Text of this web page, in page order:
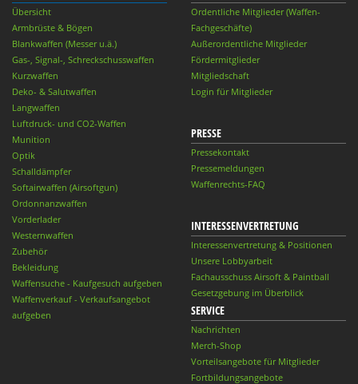
Übersicht
Armbrüste & Bögen
Blankwaffen (Messer u.ä.)
Gas-, Signal-, Schreckschusswaffen
Kurzwaffen
Deko- & Salutwaffen
Langwaffen
Luftdruck- und CO2-Waffen
Munition
Optik
Schalldämpfer
Softairwaffen (Airsoftgun)
Ordonnanzwaffen
Vorderlader
Westernwaffen
Zubehör
Bekleidung
Waffensuche - Kaufgesuch aufgeben
Waffenverkauf - Verkaufsangebot
aufgeben
Ordentliche Mitglieder (Waffen-
Fachgeschäfte)
Außerordentliche Mitglieder
Fördermitglieder
Mitgliedschaft
Login für Mitglieder
PRESSE
Pressekontakt
Pressemeldungen
Waffenrechts-FAQ
INTERESSENVERTRETUNG
Interessenvertretung & Positionen
Unsere Lobbyarbeit
Fachausschuss Airsoft & Paintball
Gesetzgebung im Überblick
SERVICE
Nachrichten
Merch-Shop
Vorteilsangebote für Mitglieder
Fortbildungsangebote